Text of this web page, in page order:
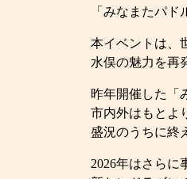
「みなまたパド
本イベントは、
水俣の魅力を再
昨年開催した「
市内外はもとよ
盛況のうちに終
2026年はさらに